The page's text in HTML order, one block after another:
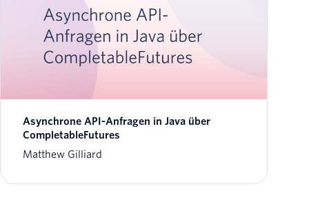
Asynchrone API-Anfragen in Java über
CompletableFutures
Matthew Gilliard